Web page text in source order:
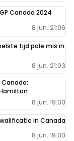
Canada 2024
8 jun. 21:06
tijd pole mis in
8 jun. 21:03
8 jun. 19:00
in Canada
8 jun. 19:00